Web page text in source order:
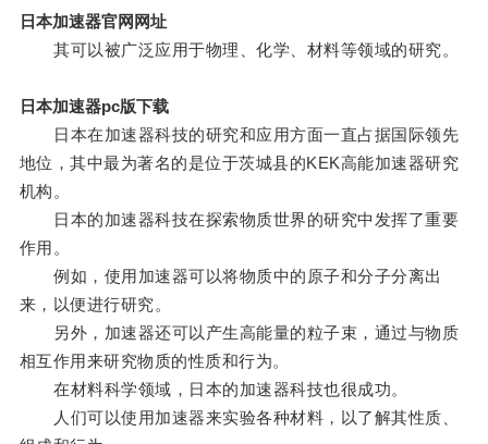
日本加速器官网网址
其可以被广泛应用于物理、化学、材料等领域的研究。
日本加速器pc版下载
日本在加速器科技的研究和应用方面一直占据国际领先
地位，其中最为著名的是位于茨城县的KEK高能加速器研究
机构。
日本的加速器科技在探索物质世界的研究中发挥了重要
作用。
例如，使用加速器可以将物质中的原子和分子分离出
来，以便进行研究。
另外，加速器还可以产生高能量的粒子束，通过与物质
相互作用来研究物质的性质和行为。
在材料科学领域，日本的加速器科技也很成功。
人们可以使用加速器来实验各种材料，以了解其性质、